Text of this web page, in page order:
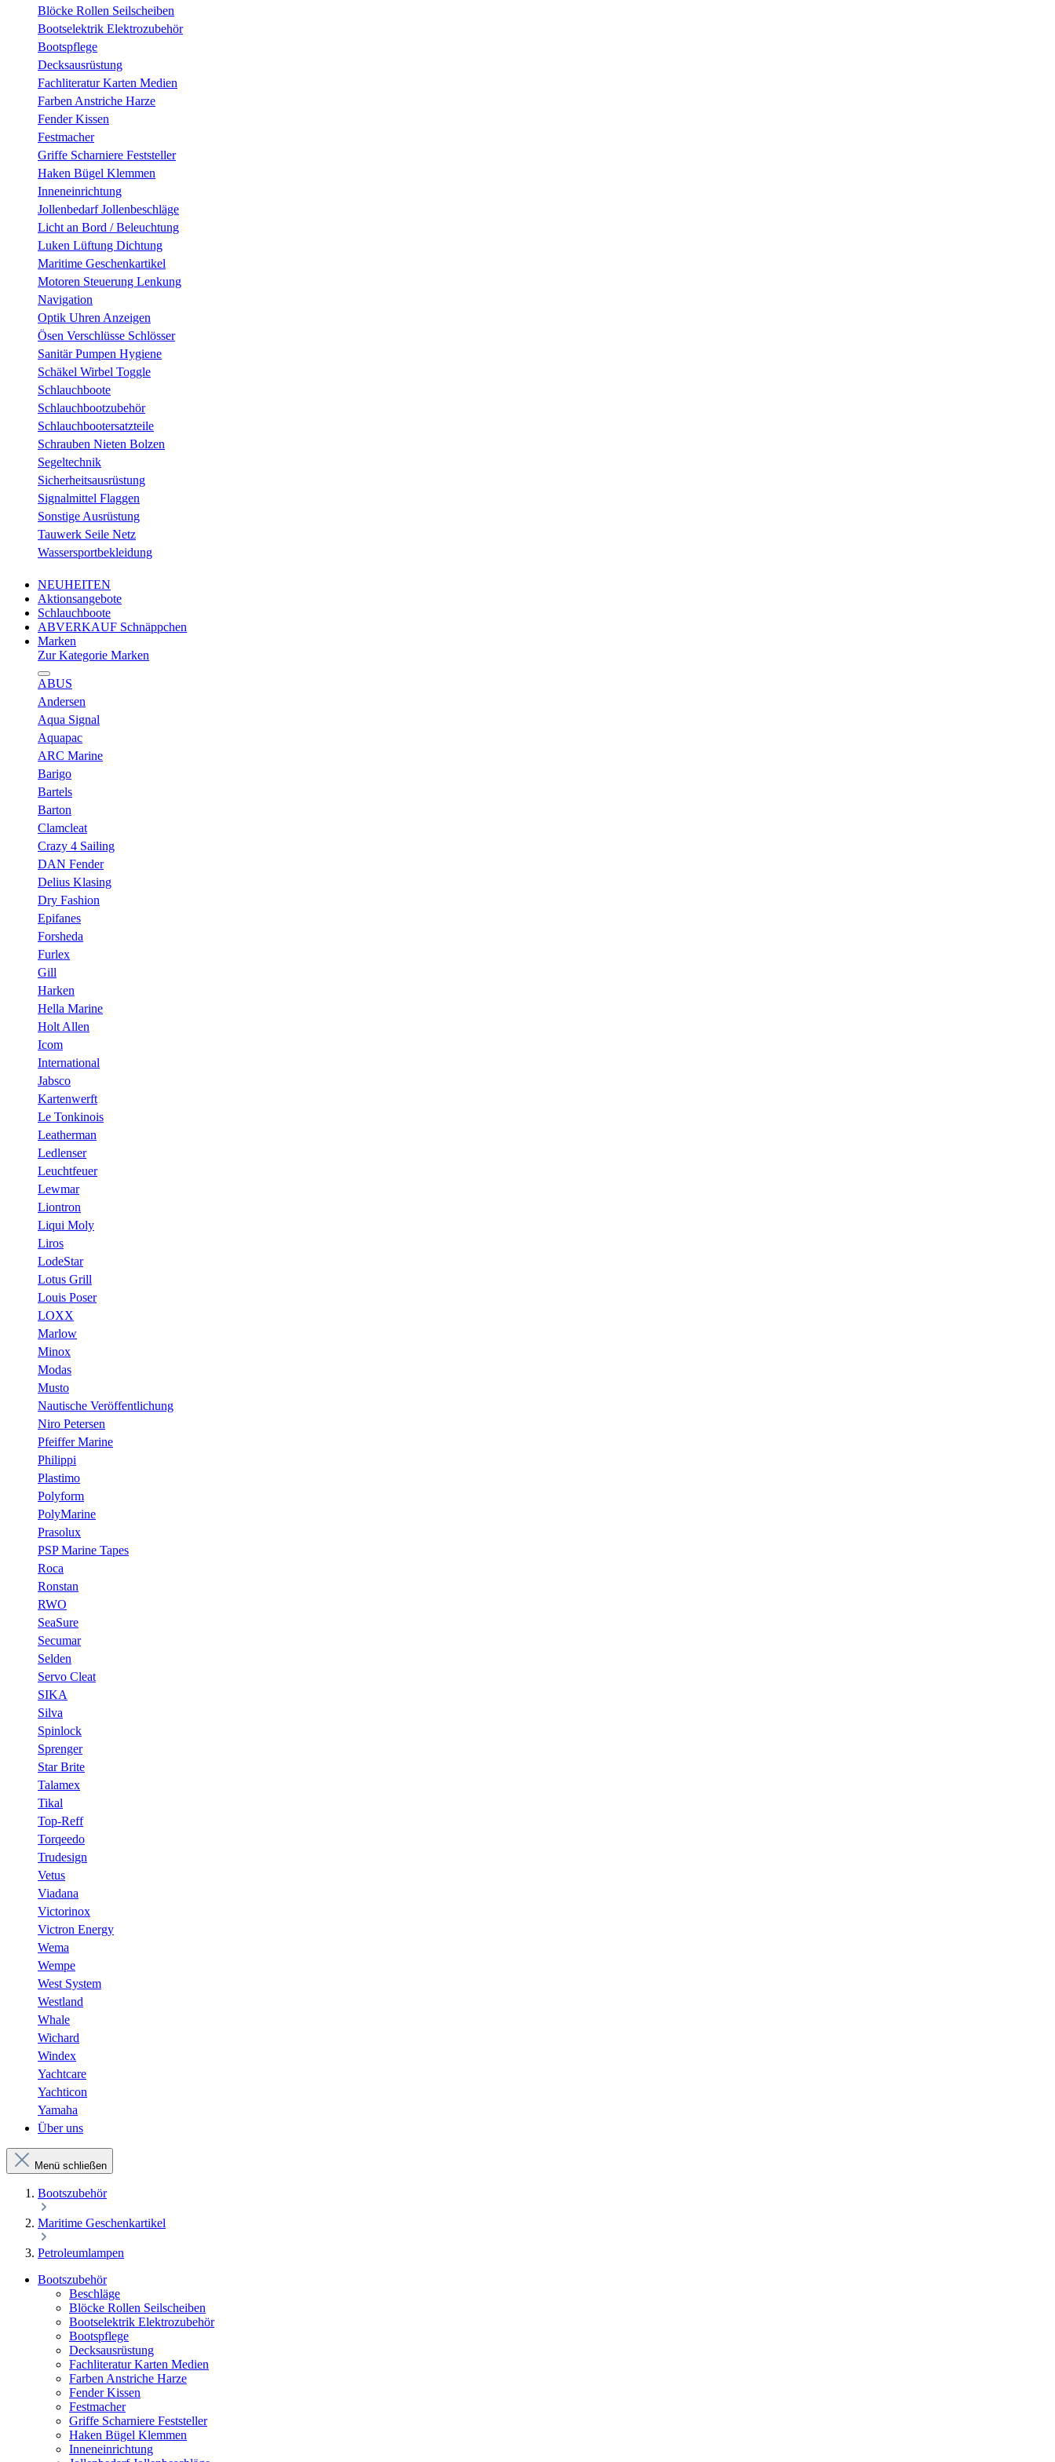
Blöcke Rollen Seilscheiben
Bootselektrik Elektrozubehör
Bootspflege
Decksausrüstung
Fachliteratur Karten Medien
Farben Anstriche Harze
Fender Kissen
Festmacher
Griffe Scharniere Feststeller
Haken Bügel Klemmen
Inneneinrichtung
Jollenbedarf Jollenbeschläge
Licht an Bord / Beleuchtung
Luken Lüftung Dichtung
Maritime Geschenkartikel
Motoren Steuerung Lenkung
Navigation
Optik Uhren Anzeigen
Ösen Verschlüsse Schlösser
Sanitär Pumpen Hygiene
Schäkel Wirbel Toggle
Schlauchboote
Schlauchbootzubehör
Schlauchbootersatzteile
Schrauben Nieten Bolzen
Segeltechnik
Sicherheitsausrüstung
Signalmittel Flaggen
Sonstige Ausrüstung
Tauwerk Seile Netz
Wassersportbekleidung
NEUHEITEN
Aktionsangebote
Schlauchboote
ABVERKAUF Schnäppchen
Marken
Zur Kategorie Marken
ABUS
Andersen
Aqua Signal
Aquapac
ARC Marine
Barigo
Bartels
Barton
Clamcleat
Crazy 4 Sailing
DAN Fender
Delius Klasing
Dry Fashion
Epifanes
Forsheda
Furlex
Gill
Harken
Hella Marine
Holt Allen
Icom
International
Jabsco
Kartenwerft
Le Tonkinois
Leatherman
Ledlenser
Leuchtfeuer
Lewmar
Liontron
Liqui Moly
Liros
LodeStar
Lotus Grill
Louis Poser
LOXX
Marlow
Minox
Modas
Musto
Nautische Veröffentlichung
Niro Petersen
Pfeiffer Marine
Philippi
Plastimo
Polyform
PolyMarine
Prasolux
PSP Marine Tapes
Roca
Ronstan
RWO
SeaSure
Secumar
Selden
Servo Cleat
SIKA
Silva
Spinlock
Sprenger
Star Brite
Talamex
Tikal
Top-Reff
Torqeedo
Trudesign
Vetus
Viadana
Victorinox
Victron Energy
Wema
Wempe
West System
Westland
Whale
Wichard
Windex
Yachtcare
Yachticon
Yamaha
Über uns
Menü schließen
Bootszubehör
Maritime Geschenkartikel
Petroleumlampen
Bootszubehör
Beschläge
Blöcke Rollen Seilscheiben
Bootselektrik Elektrozubehör
Bootspflege
Decksausrüstung
Fachliteratur Karten Medien
Farben Anstriche Harze
Fender Kissen
Festmacher
Griffe Scharniere Feststeller
Haken Bügel Klemmen
Inneneinrichtung